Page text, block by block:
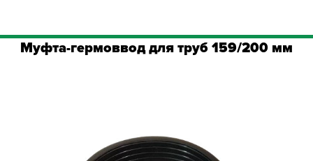
Муфта-гермоввод для труб 159/200 мм